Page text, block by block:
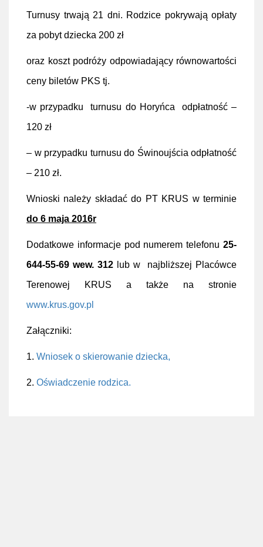
Turnusy trwają 21 dni. Rodzice pokrywają opłaty
za pobyt dziecka 200 zł
oraz koszt podróży odpowiadający równowartości
ceny biletów PKS tj.
-w przypadku turnusu do Horyńca odpłatność –
120 zł
– w przypadku turnusu do Świnoujścia odpłatność
– 210 zł.
Wnioski należy składać do PT KRUS w terminie
do 6 maja 2016r
Dodatkowe informacje pod numerem telefonu 25-
644-55-69 wew. 312
lub w najbliższej Placówce
Terenowej KRUS a także na stronie
www.krus.gov.pl
Załączniki:
1. Wniosek o skierowanie dziecka,
2. Oświadczenie rodzica.